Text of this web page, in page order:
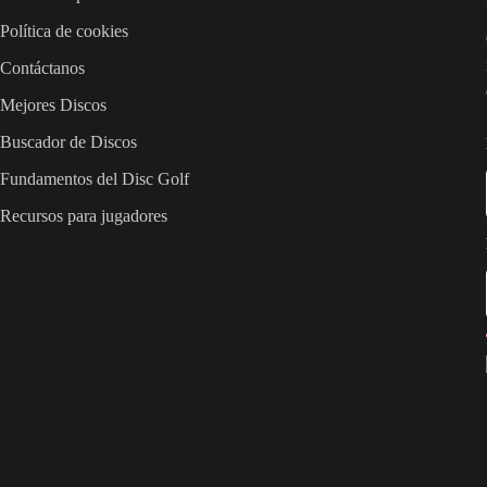
Política de cookies
Contáctanos
Mejores Discos
Buscador de Discos
Fundamentos del Disc Golf
Recursos para jugadores